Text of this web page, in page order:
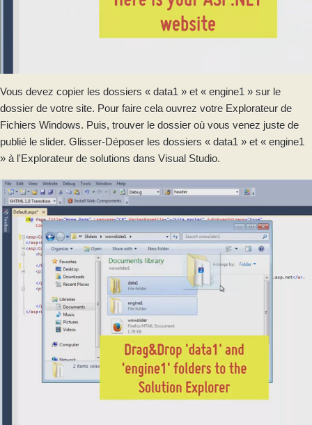
Vous devez copier les dossiers « data1 » et « engine1 » sur le
dossier de votre site. Pour faire cela ouvrez votre Explorateur de
Fichiers Windows. Puis, trouver le dossier où vous venez juste de
publié le slider. Glisser-Déposer les dossiers « data1 » et « engine1
» à l'Explorateur de solutions dans Visual Studio.